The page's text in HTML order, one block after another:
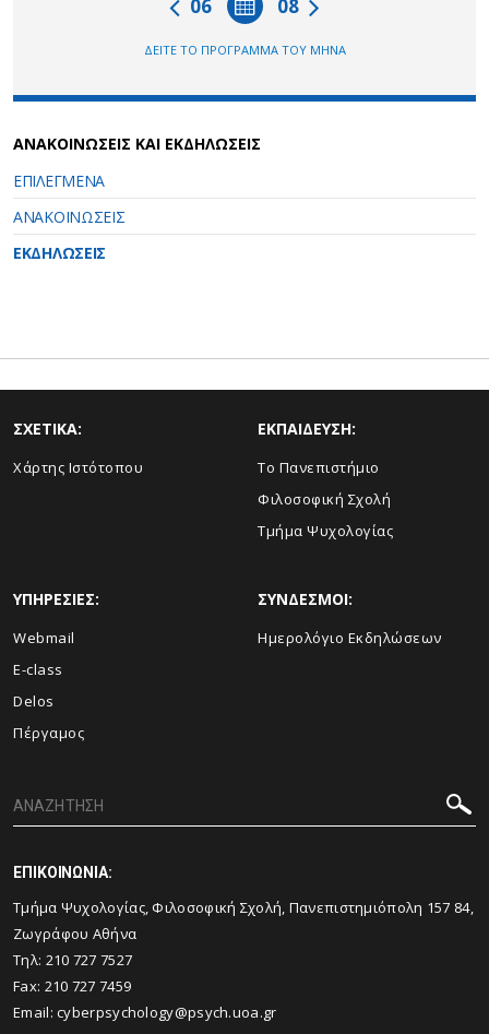
08
06
ΔΕΙΤΕ ΤΟ ΠΡΟΓΡΑΜΜΑ ΤΟΥ ΜΗΝΑ
ΑΝΑΚΟΙΝΩΣΕΙΣ ΚΑΙ ΕΚΔΗΛΩΣΕΙΣ
ΕΠΙΛΕΓΜΕΝΑ
ΑΝΑΚΟΙΝΩΣΕΙΣ
ΕΚΔΗΛΩΣΕΙΣ
ΣΧΕΤΙΚΑ:
Χάρτης Ιστότοπου
ΕΚΠΑΙΔΕΥΣΗ:
Το Πανεπιστήμιο
Φιλοσοφική Σχολή
Τμήμα Ψυχολογίας
ΥΠΗΡΕΣΙΕΣ:
Webmail
E-class
Delos
Πέργαμος
ΣΥΝΔΕΣΜΟΙ:
Ημερολόγιο Εκδηλώσεων
ΕΠΙΚΟΙΝΩΝΙΑ:
Τμήμα Ψυχολογίας, Φιλοσοφική Σχολή, Πανεπιστημιόπολη 157 84,
Ζωγράφου Αθήνα
Τηλ: 210 727 7527
Fax: 210 727 7459
Email:cyberpsychology@psych.uoa.gr